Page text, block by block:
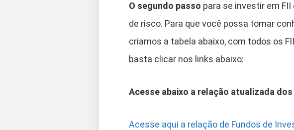
O segundo passo para se investir em
de risco. Para que você possa tomar
criamos a tabela abaixo, com todos os
basta clicar nos links abaixo:
Acesse abaixo a relação atualizada
Acesse aqui a relação de Fundos de